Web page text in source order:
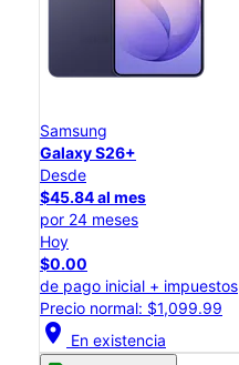
Samsung
Galaxy S26+
Desde
$45.84 al mes
por 24 meses
Hoy
$0.00
de pago inicial + impuestos
Precio normal: $1,099.99
location_on En existencia